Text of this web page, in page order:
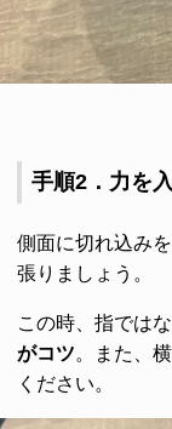
手順2．力を
側面に切れ込み
張りましょう。
この時、指ではな
がコツ。また、
ください。